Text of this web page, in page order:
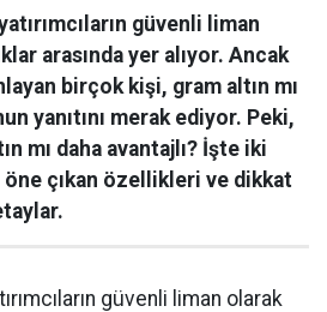
güvenli liman
arasında yer alıyor. Ancak
birçok kişi, gram altın mı
yanıtını merak ediyor. Peki,
mı daha avantajlı? İşte iki
öne çıkan özellikleri ve dikkat
güvenli liman olarak